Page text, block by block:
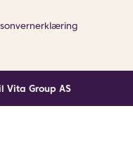
Vita Group AS